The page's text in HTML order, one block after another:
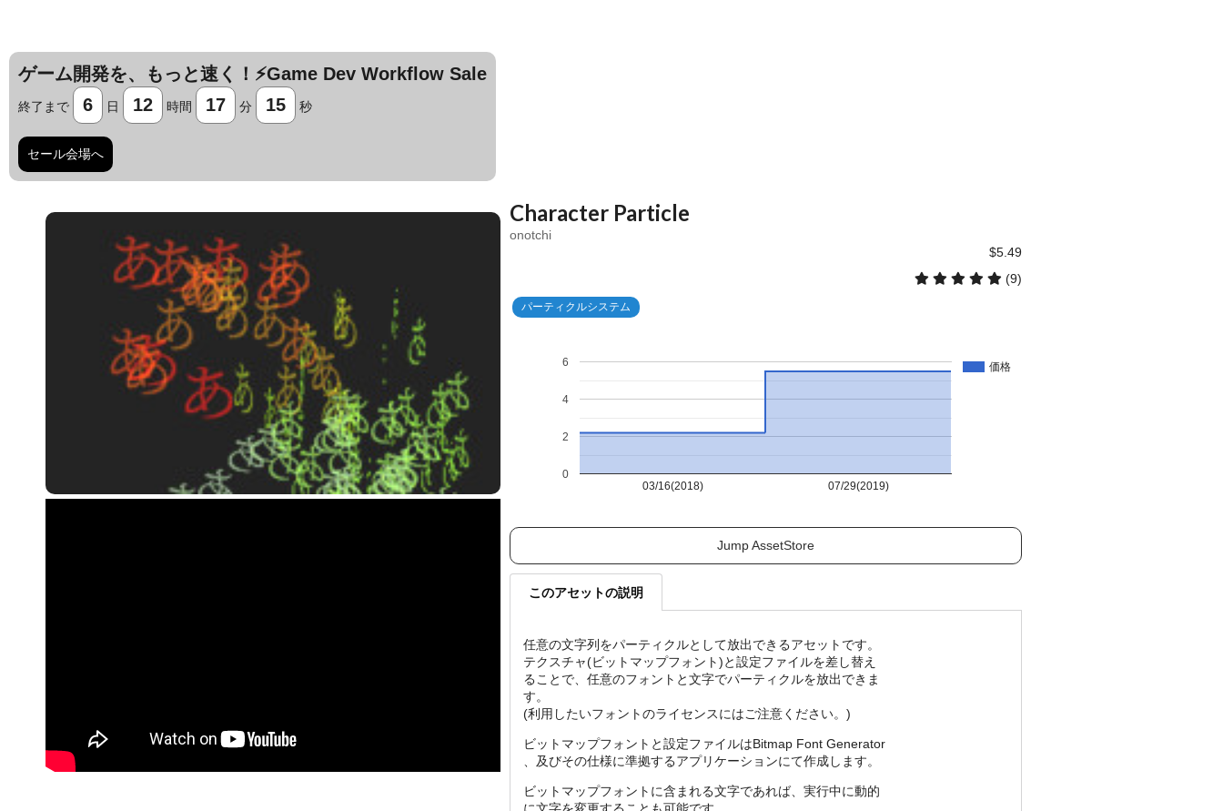
ゲーム開発を、もっと速く！⚡️Game Dev Workflow Sale
終了まで 6 日 12 時間 17 分 14 秒
セール会場へ
Character Particle
onotchi
$5.49
(9)
パーティクルシステム
価格
03/16(2018) 07/29(2019)
0
2
4
6
Jump AssetStore
このアセットの説明
任意の文字列をパーティクルとして放出できるアセットです。
テクスチャ(ビットマップフォント)と設定ファイルを差し替え
ることで、任意のフォントと文字でパーティクルを放出できま
す。
(利用したいフォントのライセンスにはご注意ください。)
ビットマップフォントと設定ファイルはBitmap Font Generator
、及びその仕様に準拠するアプリケーションにて作成します。
ビットマップフォントに含まれる文字であれば、実行中に動的
に文字を変更することも可能です。